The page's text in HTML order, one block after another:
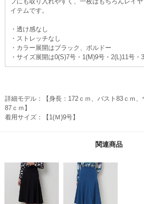
イテムです。
・透け感なし
・ストレッチなし
・カラー展開はブラック、ボルドー
・サイズ展開は0(S)7号・1(M)9号・2(L)11号・
詳細モデル：【身長：172ｃｍ、バスト83ｃｍ
87ｃｍ】
着用サイズ：【1(Ｍ)9号】
関連商品